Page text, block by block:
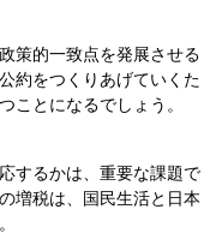
策的一致点を発展させる
約をつくりあげていくた
ことになるでしょう。
するかは、重要な課題で
増税は、国民生活と日本